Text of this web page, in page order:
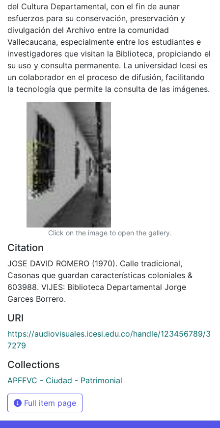
del Cultura Departamental, con el fin de aunar
esfuerzos para su conservación, preservación y
divulgación del Archivo entre la comunidad
Vallecaucana, especialmente entre los estudiantes e
investigadores que visitan la Biblioteca, propiciando el
su uso y consulta permanente. La universidad Icesi es
un colaborador en el proceso de difusión, facilitando
la tecnología que permite la consulta de las imágenes.
Click on the image to open the gallery.
Citation
JOSE DAVID ROMERO (1970). Calle tradicional,
Casonas que guardan características coloniales &
603988. VIJES: Biblioteca Departamental Jorge
Garces Borrero.
URI
https://audiovisuales.icesi.edu.co/handle/123456789/3
7279
Collections
APFFVC - Ciudad - Patrimonial
Full item page